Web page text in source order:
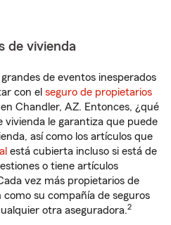
de vivienda
de eventos inesperados
con el seguro de propietarios
Chandler, AZ. Entonces, ¿qué
vivienda le garantiza que puede
así como los artículos que
está cubierta incluso si está de
o tiene artículos
vez más propietarios de
su compañía de seguros
otra aseguradora.2